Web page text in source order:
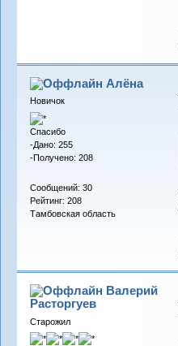
Алёна
Новичок
Спасибо
-Дано: 255
-Получено: 208
Сообщений: 30
Рейтинг: 208
Тамбовская область
Валерий
Расторгуев
Старожил